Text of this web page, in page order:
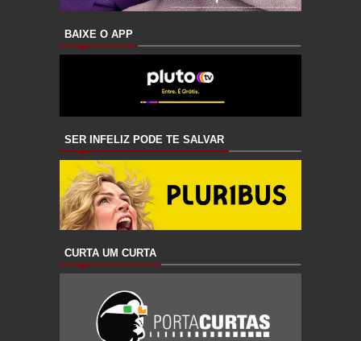
BAIXE O APP
SER INFELIZ PODE TE SALVAR
CURTA UM CURTA